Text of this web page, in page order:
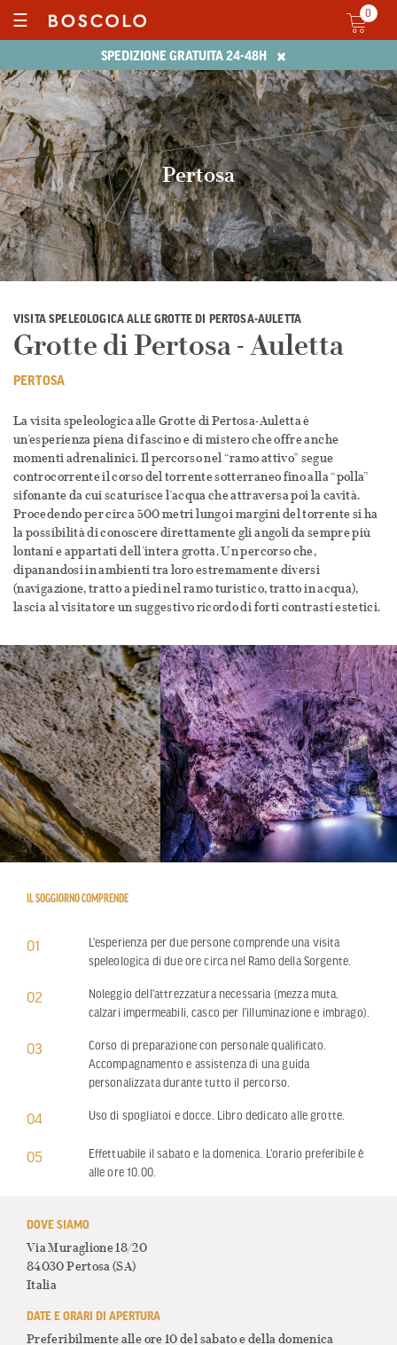
SPEDIZIONE GRATUITA 24-48H ×
☰ 0
Pertosa
VISITA SPELEOLOGICA ALLE GROTTE DI PERTOSA-AULETTA
Grotte di Pertosa - Auletta
PERTOSA
La visita speleologica alle Grotte di Pertosa-Auletta è
un’esperienza piena di fascino e di mistero che offre anche
momenti adrenalinici. Il percorso nel “ramo attivo” segue
controcorrente il corso del torrente sotterraneo fino alla “polla”
sifonante da cui scaturisce l’acqua che attraversa poi la cavità.
Procedendo per circa 500 metri lungo i margini del torrente si ha
la possibilità di conoscere direttamente gli angoli da sempre più
lontani e appartati dell’intera grotta. Un percorso che,
dipanandosi in ambienti tra loro estremamente diversi
(navigazione, tratto a piedi nel ramo turistico, tratto in acqua),
lascia al visitatore un suggestivo ricordo di forti contrasti estetici.
IL SOGGIORNO COMPRENDE
01
L'esperienza per due persone comprende una visita
speleologica di due ore circa nel Ramo della Sorgente.
02
Noleggio dell'attrezzatura necessaria (mezza muta,
calzari impermeabili, casco per l'illuminazione e imbrago).
03
Corso di preparazione con personale qualificato.
Accompagnamento e assistenza di una guida
personalizzata durante tutto il percorso.
04 Uso di spogliatoi e docce. Libro dedicato alle grotte.
05
Effettuabile il sabato e la domenica. L'orario preferibile è
alle ore 10.00.
DOVE SIAMO
Via Muraglione 18/20
84030 Pertosa(SA)
Italia
DATE E ORARI DI APERTURA
Preferibilmente alle ore 10 del sabato e della domenica